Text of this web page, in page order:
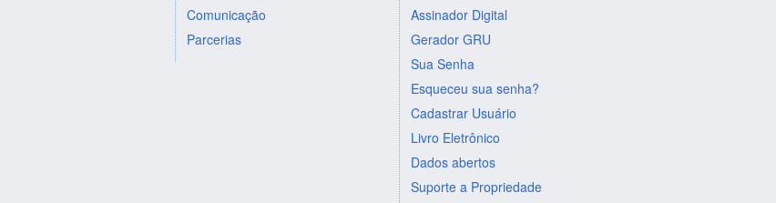
Comunicação
Parcerias
Assinador Digital
Gerador GRU
Sua Senha
Esqueceu sua senha?
Cadastrar Usuário
Livro Eletrônico
Dados abertos
Suporte a Propriedade